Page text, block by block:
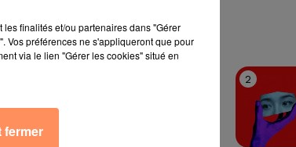
le top
2
finalités et/ou partenaires dans "Gérer
Vos préférences ne s'appliqueront que pour
via le lien "Gérer les cookies" situé en
fermer